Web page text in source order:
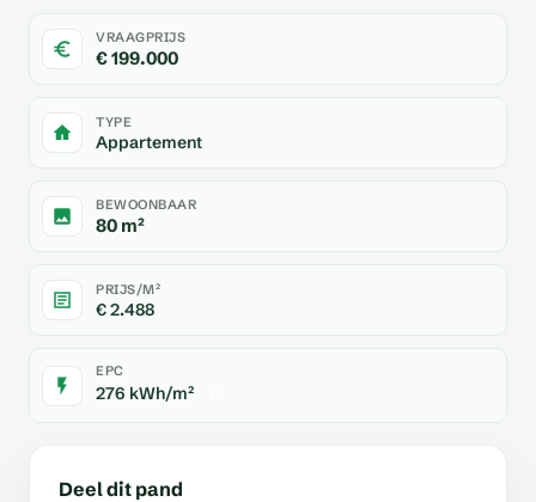
VRAAGPRIJS
€ 199.000
TYPE
Appartement
BEWOONBAAR
80 m²
PRIJS/M²
€ 2.488
EPC
276 kWh/m²
Deel dit pand